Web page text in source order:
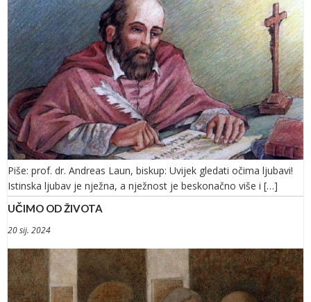
Piše: prof. dr. Andreas Laun, biskup: Uvijek gledati očima ljubavi!
Istinska ljubav je nježna, a nježnost je beskonačno više i […]
UČIMO OD ŽIVOTA
20 sij. 2024